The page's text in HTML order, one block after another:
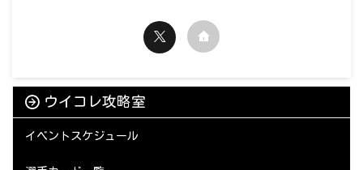
ウイコレ攻略室
イベントスケジュール